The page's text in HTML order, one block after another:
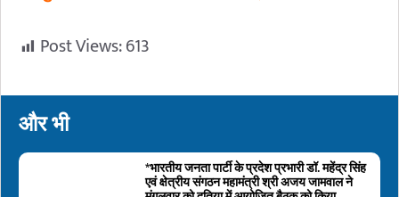
Post Views:613
और भी
*भारतीय जनता पार्टी के प्रदेश प्रभारी डॉ. महेंद्र सिंह
एवं क्षेत्रीय संगठन महामंत्री श्री अजय जामवाल ने